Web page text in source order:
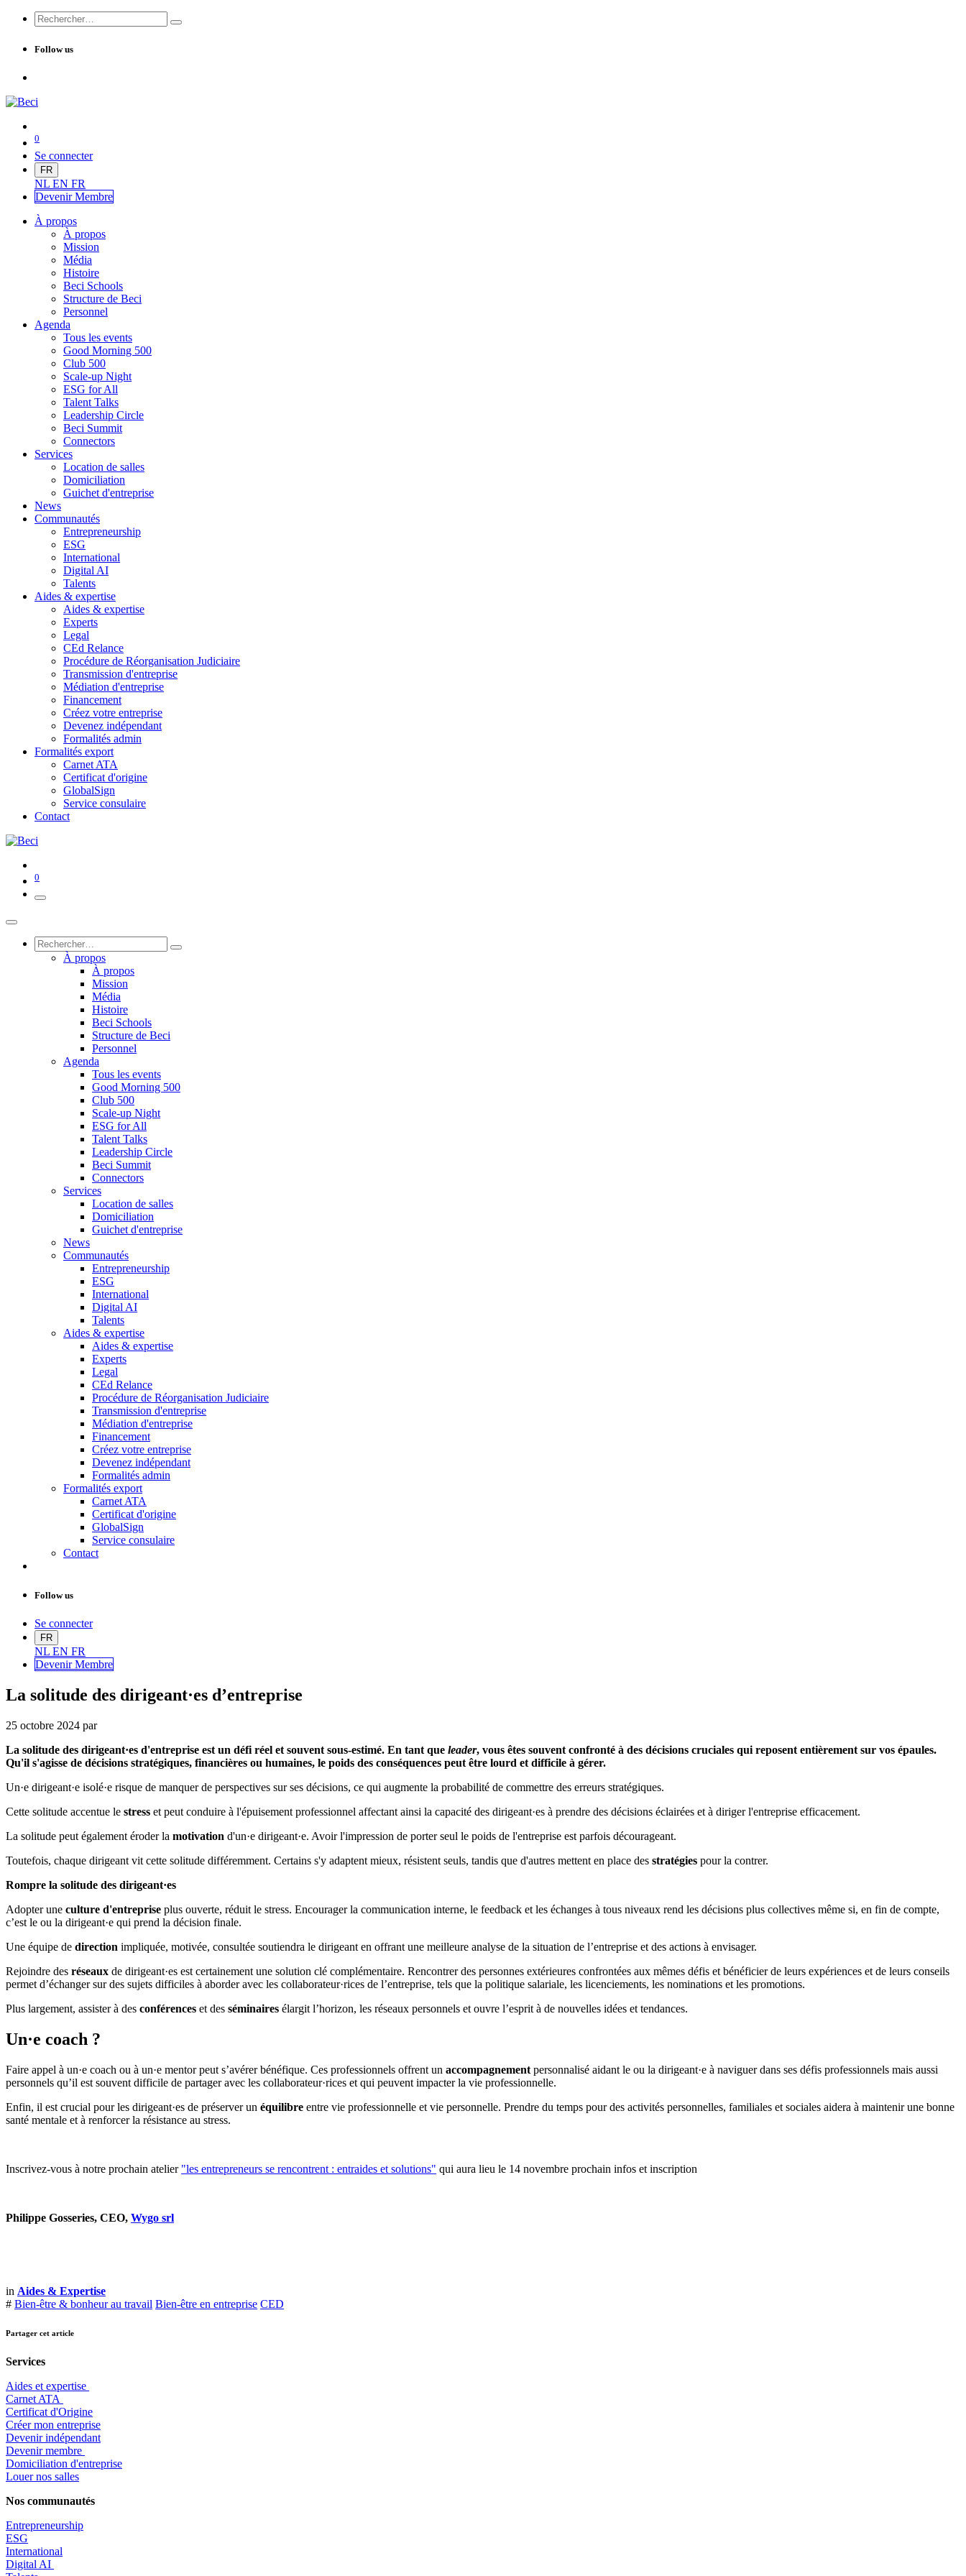
Follow us
0
Se connecter
FR
NL EN FR
Devenir Membre
À propos
À propos
Mission
Média
Histoire
Beci Schools
Structure de Beci
Personnel
Agenda
Tous les events
Good Morning 500
Club 500
Scale-up Night
ESG for All
Talent Talks
Leadership Circle
Beci Summit
Connectors
Services
Location de salles
Domiciliation
Guichet d'entreprise
News
Communautés
Entrepreneurship
ESG
International
Digital AI
Talents
Aides & expertise
Aides & expertise
Experts
Legal
CEd Relance
Procédure de Réorganisation Judiciaire
Transmission d'entreprise
Médiation d'entreprise
Financement
Créez votre entreprise
Devenez indépendant
Formalités admin
Formalités export
Carnet ATA
Certificat d'origine
GlobalSign
Service consulaire
Contact
0
À propos
À propos
Mission
Média
Histoire
Beci Schools
Structure de Beci
Personnel
Agenda
Tous les events
Good Morning 500
Club 500
Scale-up Night
ESG for All
Talent Talks
Leadership Circle
Beci Summit
Connectors
Services
Location de salles
Domiciliation
Guichet d'entreprise
News
Communautés
Entrepreneurship
ESG
International
Digital AI
Talents
Aides & expertise
Aides & expertise
Experts
Legal
CEd Relance
Procédure de Réorganisation Judiciaire
Transmission d'entreprise
Médiation d'entreprise
Financement
Créez votre entreprise
Devenez indépendant
Formalités admin
Formalités export
Carnet ATA
Certificat d'origine
GlobalSign
Service consulaire
Contact
Follow us
Se connecter
FR
NL EN FR
Devenir Membre
La solitude des dirigeant·es d’entreprise
25 octobre 2024 par
La solitude des dirigeant·es d'entreprise est un défi réel et souvent sous-estimé. En tant que leader, vous êtes souvent confronté à des décisions cruciales qui reposent entièrement sur vos épaules.
Qu'il s'agisse de décisions stratégiques, financières ou humaines, le poids des conséquences peut être lourd et difficile à gérer.
Un·e dirigeant·e isolé·e risque de manquer de perspectives sur ses décisions, ce qui augmente la probabilité de commettre des erreurs stratégiques.
Cette solitude accentue le stress et peut conduire à l'épuisement professionnel affectant ainsi la capacité des dirigeant·es à prendre des décisions éclairées et à diriger l'entreprise efficacement.
La solitude peut également éroder la motivation d'un·e dirigeant·e. Avoir l'impression de porter seul le poids de l'entreprise est parfois décourageant.
Toutefois, chaque dirigeant vit cette solitude différemment. Certains s'y adaptent mieux, résistent seuls, tandis que d'autres mettent en place des stratégies pour la contrer.
Rompre la solitude des dirigeant·es
Adopter une culture d'entreprise plus ouverte, réduit le stress. Encourager la communication interne, le feedback et les échanges à tous niveaux rend les décisions plus collectives même si, en fin de compte,
c’est le ou la dirigeant·e qui prend la décision finale.
Une équipe de direction impliquée, motivée, consultée soutiendra le dirigeant en offrant une meilleure analyse de la situation de l’entreprise et des actions à envisager.
Rejoindre des réseaux de dirigeant·es est certainement une solution clé complémentaire. Rencontrer des personnes extérieures confrontées aux mêmes défis et bénéficier de leurs expériences et de leurs conseils
permet d’échanger sur des sujets difficiles à aborder avec les collaborateur·rices de l’entreprise, tels que la politique salariale, les licenciements, les nominations et les promotions.
Plus largement, assister à des conférences et des séminaires élargit l’horizon, les réseaux personnels et ouvre l’esprit à de nouvelles idées et tendances.
Un·e coach ?
Faire appel à un·e coach ou à un·e mentor peut s’avérer bénéfique. Ces professionnels offrent un accompagnement personnalisé aidant le ou la dirigeant·e à naviguer dans ses défis professionnels mais aussi
personnels qu’il est souvent difficile de partager avec les collaborateur·rices et qui peuvent impacter la vie professionnelle.
Enfin, il est crucial pour les dirigeant·es de préserver un équilibre entre vie professionnelle et vie personnelle. Prendre du temps pour des activités personnelles, familiales et sociales aidera à maintenir une bonne
santé mentale et à renforcer la résistance au stress.
Inscrivez-vous à notre prochain atelier "les entrepreneurs se rencontrent : entraides et solutions" qui aura lieu le 14 novembre prochain infos et inscription
Philippe Gosseries, CEO, Wygo srl
in Aides & Expertise
# Bien-être & bonheur au travail Bien-être en entreprise CED
Partager cet article
Services
Aides et expertise
​Carnet ATA
Certificat d'Origine
Créer mon entreprise
Devenir indépendant
Devenir membre
​Domiciliation d'entreprise
Louer nos salles
Nos communautés
Entrepreneurship
ESG
International
Digital AI